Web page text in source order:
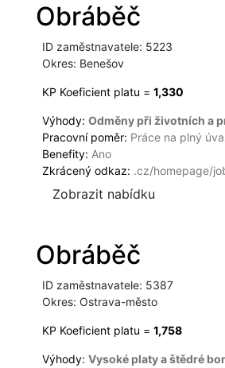
Obráběč
ID zaměstnavatele: 5223
Okres: Benešov
KP Koeficient platu = 1,330
Výhody: Odměny při životních a
Pracovní poměr: Práce na plný
Benefity: Ano
Zkrácený odkaz: .cz/homepage/
Zobrazit nabídku
Obráběč
ID zaměstnavatele: 5387
Okres: Ostrava-město
KP Koeficient platu = 1,758
Výhody: Vysoké platy a štědré